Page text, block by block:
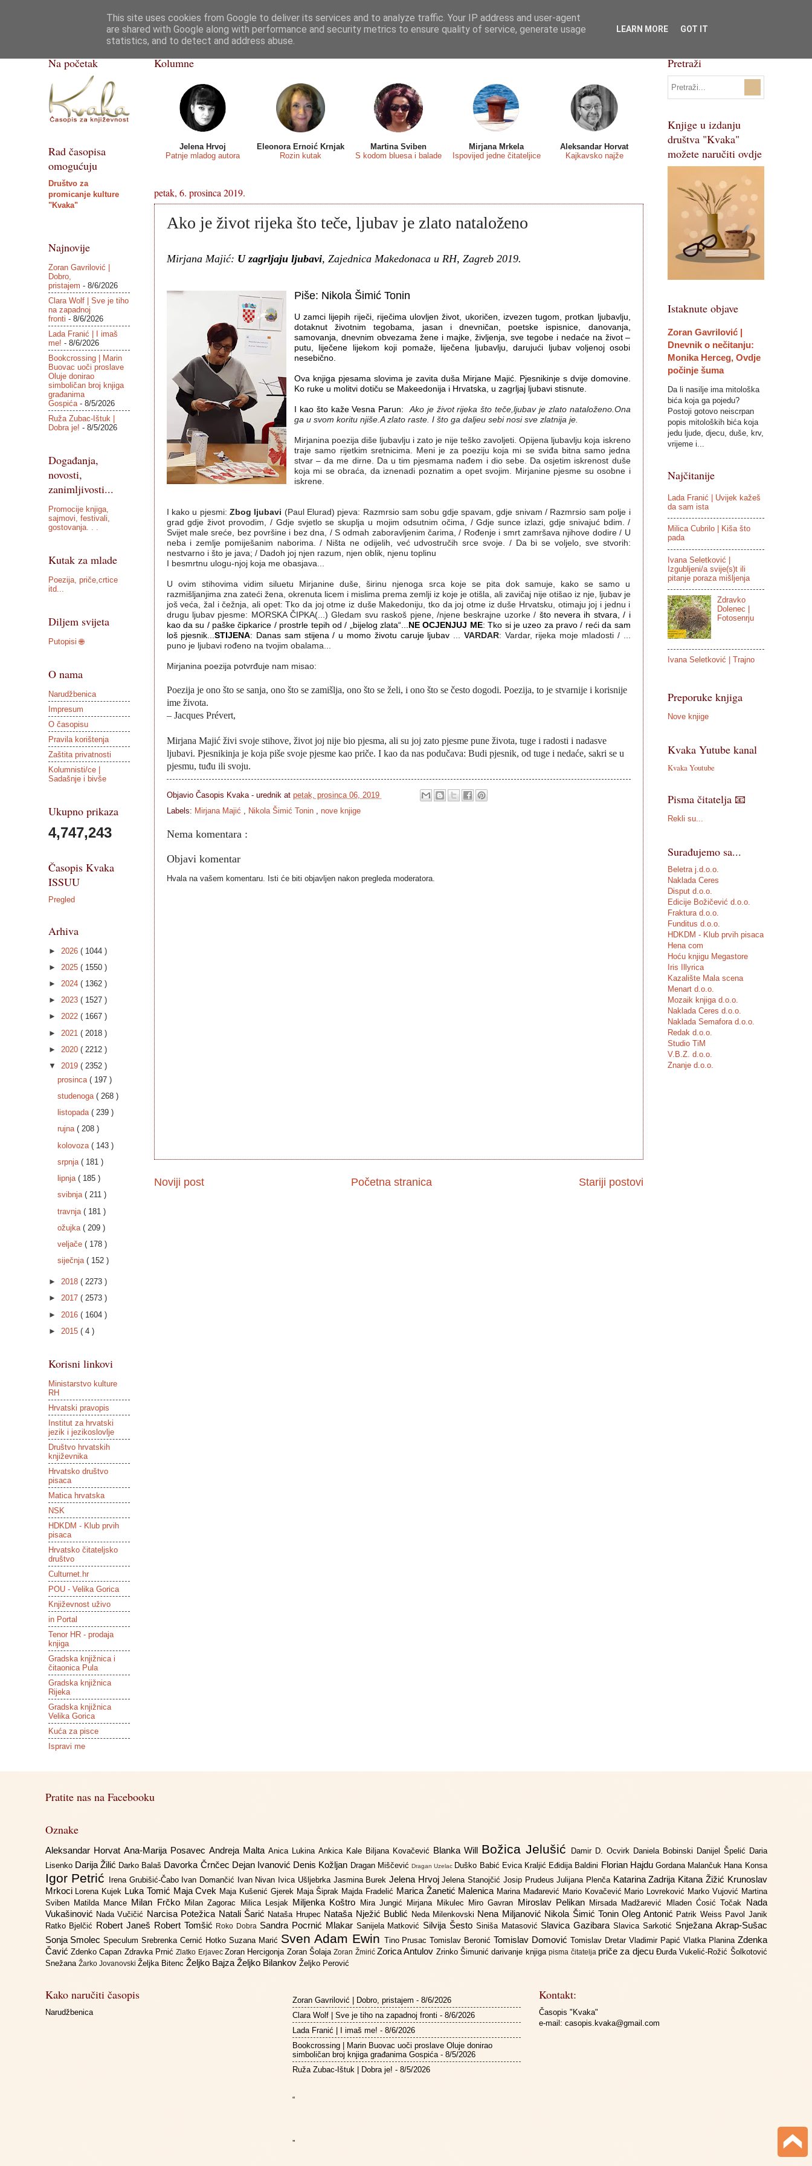
Poezija Priče, crtice Razgovor sa... Predstavljamo Osvrti Recenzije Eseji Svi natječaji
Pojmovnik
ISSN 2459-5632
Kolumne
Jelena Hrvoj
Patnje mladog autora
Eleonora Ernoić Krnjak
Rozin kutak
Martina Sviben
S kodom bluesa i balade
Mirjana Mrkela
Ispovijed jedne čitateljice
Aleksandar Horvat
Kajkavsko najže
petak, 6. prosinca 2019.
Ako je život rijeka što teče, ljubav je zlato nataloženo
Mirjana Majić: U zagrljaju ljubavi, Zajednica Makedonaca u RH, Zagreb 2019.
Piše: Nikola Šimić Tonin
U zamci lijepih riječi, riječima ulovljen život, ukoričen, izvezen tugom, protkan ljubavlju,
dotaknut životnim tegobama, jasan i dnevničan, poetske ispisnice, danovanja,
samovanja, dnevnim obvezama žene i majke, življenja, sve tegobe i nedaće na život –
putu, liječene lijekom koji pomaže, liječena ljubavlju, darujući ljubav voljenoj osobi
nesebično.
Ova knjiga pjesama slovima je zavita duša Mirjane Majić. Pjesnikinje s dvije domovine.
Ko ruke u molitvi dotiču se Makeedonija i Hrvatska, u zagrljaj ljubavi stisnute.
I kao što kaže Vesna Parun:
Ako je život rijeka što teče,ljubav je zlato nataloženo.Ona
ga u svom koritu njiše.A zlato raste. I što ga daljeu sebi nosi sve zlatnija je.
Mirjanina poezija diše ljubavlju i zato je nije teško zavoljeti. Opijena ljubavlju koja iskreno
traje samo rijetkim sretnicima. Meni je za poeziju koja mi se sviđa bitna samo jedna
stvar – da me dirne. Da u tim pjesmama nađem i dio sebe. Da osjetim iskrenost duše
koja mi se obraća, da iznenadi poznatim a opet svojim. Mirjanine pjesme su osobne i
iskrene.
I kako u pjesmi: Zbog ljubavi (Paul Elurad) pjeva: Razmrsio sam sobu gdje spavam, gdje snivam / Razmrsio sam polje i
grad gdje život provodim, / Gdje svjetlo se skuplja u mojim odsutnim očima, / Gdje sunce izlazi, gdje snivajuć bdim. /
Svijet male sreće, bez površine i bez dna, / S odmah zaboravljenim čarima, / Rođenje i smrt zamršava njihove dodire / U
neba i zemlje pomiješanim naborima. / Ništa ne odijelih, već udvostručih srce svoje. / Da bi se voljelo, sve stvorih:
nestvarno i što je java; / Dadoh joj njen razum, njen oblik, njenu toplinu
I besmrtnu ulogu-njoj koja me obasjava...
U ovim stihovima vidim siluetu Mirjanine duše, širinu njenoga srca koje se pita dok samuje, kako se samo u
razmišljanjima zna zateći žena, okrenuta licem i mislima prema zemlji iz koje je otišla, ali zavičaj nije otišao iz nje, ljubav je
još veća, žal i čežnja, ali opet: Tko da joj otme iz duše Makedoniju, tko da joj otme iz duše Hrvatsku, otimaju joj i jednu i
drugu ljubav pjesme: MORSKA ČIPKA(...) Gledam svu raskoš pjene, /njene beskrajne uzorke/ što nevera ih stvara, / i
kao da su / paške čipkarice / prostrle tepih od / „bijelog zlata“...
NE OCJENJUJ ME:Tko si je uzeo za pravo / reći da sam
loš pjesnik...STIJENA: Danas sam stijena / u momo životu caruje ljubav VARDAR: Vardar, rijeka moje mladosti / ...
puno je ljubavi rođeno na tvojim obalama...
Mirjanina poezija potvrđuje nam misao:
Poezija je ono što se sanja, ono što se zamišlja, ono što se želi, i ono što se često dogodi. Poezija, to je stvarnije i korisnije
ime života.
– Jacques Prévert,
Mirjana Majić živi svoje stihove, život joj nije bio pjesma, ali su joj zato pjesme pune života, tuge i radosti i nadasve
ljubavi. Pjesnikinja je koja piše svoje pjesme kao priče. I kao da nas podučava: Budi pjesnik, od tuge i nedaće, sakri se u
pjesmu, tuđu ili svoju.
Objavio Časopis Kvaka - urednik at petak, prosinca 06, 2019
Labels: Mirjana Majić , Nikola Šimić Tonin , nove knjige
Nema komentara :
Objavi komentar
Hvala na vašem komentaru. Isti će biti objavljen nakon pregleda moderatora.
Noviji post Stariji postovi
Početna stranica
Na početak
Rad časopisa
omogućuju
Društvo za
promicanje kulture
"Kvaka"
Najnovije
Zoran Gavrilović |
Dobro,
pristajem - 8/6/2026
Clara Wolf | Sve je tiho
na zapadnoj
fronti - 8/6/2026
Lada Franić | I imaš
me! - 8/6/2026
Bookcrossing | Marin
Buovac uoči proslave
Oluje donirao
simboličan broj knjiga
građanima
Gospića- 8/5/2026
Ruža Zubac-Ištuk |
Dobra je! - 8/5/2026
Događanja,
novosti,
zanimljivosti...
Promocije knjiga,
sajmovi, festivali,
gostovanja. . .
Kutak za mlade
Poezija, priče,crtice
itd...
Diljem svijeta
Putopisi 🌐
O nama
Narudžbenica
Impresum
O časopisu
Pravila korištenja
Zaštita privatnosti
Kolumnisti/ce |
Sadašnje i bivše
Ukupno prikaza
4,747,243
Časopis Kvaka
ISSUU
Pregled
Arhiva
► 2026 ( 1044 )
► 2025 ( 1550 )
► 2024 ( 1362 )
► 2023 ( 1527 )
► 2022 ( 1667 )
► 2021 ( 2018 )
► 2020 ( 2212 )
▼ 2019 ( 2352 )
prosinca ( 197 )
studenoga ( 268 )
listopada ( 239 )
rujna ( 208 )
kolovoza ( 143 )
srpnja ( 181 )
lipnja ( 185 )
svibnja ( 211 )
travnja ( 181 )
ožujka ( 209 )
veljače ( 178 )
siječnja ( 152 )
► 2018 ( 2273 )
► 2017 ( 2573 )
► 2016 ( 1604 )
► 2015 ( 4 )
Korisni linkovi
Ministarstvo kulture
RH
Hrvatski pravopis
Institut za hrvatski
jezik i jezikoslovlje
Društvo hrvatskih
književnika
Hrvatsko društvo
pisaca
Matica hrvatska
NSK
HDKDM - Klub prvih
pisaca
Hrvatsko čitateljsko
društvo
Culturnet.hr
POU - Velika Gorica
Književnost uživo
in Portal
Tenor HR - prodaja
knjiga
Gradska knjižnica i
čitaonica Pula
Gradska knjižnica
Rijeka
Gradska knjižnica
Velika Gorica
Kuća za pisce
Ispravi me
Pretraži
Knjige u izdanju
društva "Kvaka"
možete naručiti ovdje
Istaknute objave
Zoran Gavrilović |
Dnevnik o nečitanju:
Monika Herceg, Ovdje
počinje šuma
Da li nasilje ima mitološka
bića koja ga pojedu?
Postoji gotovo neiscrpan
popis mitoloških bića koja
jedu ljude, djecu, duše, krv,
vrijeme i...
Najčitanije
Lada Franić | Uvijek kažeš
da sam ista
Milica Cubrilo | Kiša što
pada
Ivana Seletković |
Izgubljeni/a svije(s)t ili
pitanje poraza mišljenja
Zdravko
Dolenec |
Fotosenrju
Ivana Seletković | Trajno
Preporuke knjiga
Nove knjige
Kvaka Yutube kanal
Kvaka Youtube
Pisma čitatelja 📧
Rekli su...
Surađujemo sa...
Beletra j.d.o.o.
Naklada Ceres
Disput d.o.o.
Edicije Božičević d.o.o.
Fraktura d.o.o.
Funditus d.o.o.
HDKDM - Klub prvih pisaca
Hena com
Hoću knjigu Megastore
Iris Illyrica
Kazalište Mala scena
Menart d.o.o.
Mozaik knjiga d.o.o.
Naklada Ceres d.o.o.
Naklada Semafora d.o.o.
Redak d.o.o.
Studio TiM
V.B.Z. d.o.o.
Znanje d.o.o.
Pratite nas na Facebooku
Oznake
Aleksandar Horvat Ana-Marija Posavec Andreja Malta Anica Lukina Ankica Kale Biljana Kovačević Blanka Will Božica Jelušić Damir D. Ocvirk Daniela Bobinski Danijel Špelić Daria
Lisenko Darija Žilić Darko Balaš Davorka Črnčec Dejan Ivanović Denis Kožljan Dragan MiščevićDragan Uzelac Duško Babić Evica Kraljić Eđidija Baldini Florian Hajdu Gordana Malančuk Hana Konsa
Igor Petrić Irena Grubišić-Čabo Ivan Domančić Ivan Nivan Ivica Ušljebrka Jasmina BurekJelena HrvojJelena Stanojčić Josip PrudeusJulijana Plenča Katarina Zadrija Kitana Žižić Krunoslav
Mrkoci Lorena Kujek Luka Tomić Maja Cvek Maja Kušenić Gjerek Maja Šiprak Majda Fradelić Marica Žanetić Malenica Marina Mađarević Mario Kovačević Mario Lovreković Marko Vujović Martina
Sviben Matilda Mance Milan Frčko Milan Zagorac Milica Lesjak Miljenka Koštro Mira Jungić Mirjana Mikulec Miro Gavran Miroslav Pelikan Mirsada Madžarević Mladen Ćosić Točak Nada
Vukašinović Nada Vučičić Narcisa Potežica Natali Šarić Nataša Hrupec Nataša Nježić Bublić Neda Milenkovski Nena Miljanović Nikola Šimić ToninOleg Antonić Patrik Weiss Pavol Janik
Ratko Bjelčić Robert Janeš Robert Tomšić Roko Dobra Sandra Pocrnić Mlakar Sanijela Matković Silvija Šesto Siniša Matasović Slavica GazibaraSlavica Sarkotić Snježana Akrap-Sušac
Sonja SmolecSpeculumSrebrenka Cernić Hotko Suzana Marić Sven Adam Ewin Tino PrusacTomislav Beronić Tomislav DomovićTomislav Dretar Vladimir Papić Vlatka Planina Zdenka
Čavić Zdenko Capan Zdravka PrnićZlatko Erjavec Zoran Hercigonja Zoran ŠolajaZoran ŽmirićZorica Antulov Zrinko Šimunićdarivanje knjigapisma čitatelja priče za djecu Đurđa Vukelić-Rožić Šolkotović
Snežana Žarko Jovanovski Željka Bitenc Željko Bajza Željko Bilankov Željko Perović
Kako naručiti časopis
Narudžbenica
Zoran Gavrilović | Dobro, pristajem - 8/6/2026
Clara Wolf | Sve je tiho na zapadnoj fronti - 8/6/2026
Lada Franić | I imaš me! - 8/6/2026
Bookcrossing | Marin Buovac uoči proslave Oluje donirao
simboličan broj knjiga građanima Gospića- 8/5/2026
Ruža Zubac-Ištuk | Dobra je! - 8/5/2026
“
”
Kontakt:
Časopis "Kvaka"
e-mail: casopis.kvaka@gmail.com
This site uses cookies from Google to deliver its services and to analyze traffic. Your IP address and user-agent
are shared with Google along with performance and security metrics to ensure quality of service, generate usage
statistics, and to detect and address abuse.
LEARN MORE GOT IT